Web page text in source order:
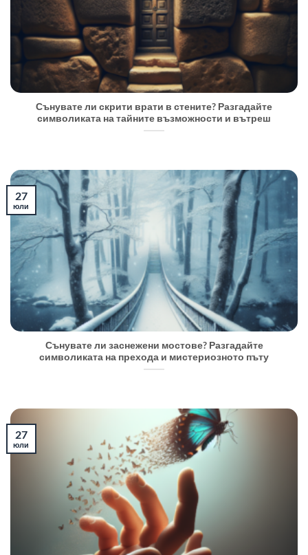
Сънувате ли скрити врати в стените? Разгадайте
символиката на тайните възможности и вътреш
Сънувате ли заснежени мостове? Разгадайте
символиката на прехода и мистериозното пъту
27
юли
27
юли